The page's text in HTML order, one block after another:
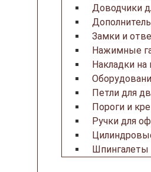
Доводчики
Замки и
Нажимные
Накладки
Петли для
Пороги и
Ручки для
Шпингалеты